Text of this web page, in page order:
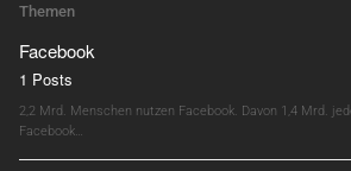
Themen
Facebook
1 Posts
2,2 Mrd. Menschen nutzen Facebook. Davon 1,4 Mrd.
Facebook…